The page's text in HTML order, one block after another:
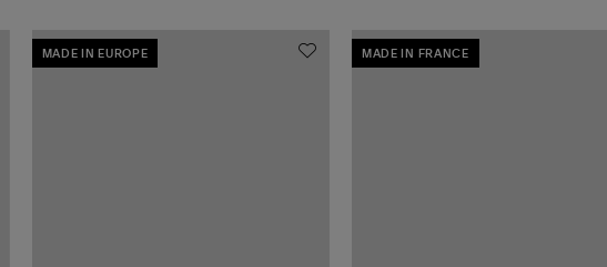
MADE IN EUROPE MADE IN FRANCE